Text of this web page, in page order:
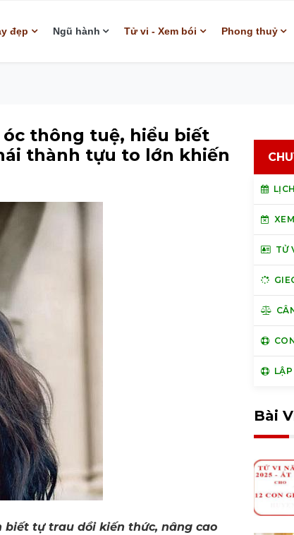
đẹp Ngũ hành Tử vi - Xem bói Phong thuỷ
thông tuệ, hiểu biết
thành tựu to lớn khiến
biết tự trau dồi kiến thức, nâng cao
TỬ
Bài